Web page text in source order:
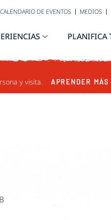
CALENDARIO DE EVENTOS MEDIOS
PLANIFICA
y visita. APRENDER MÁS
&